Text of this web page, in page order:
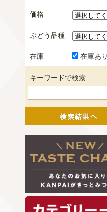
価格
ぶどう品種
在庫 在庫あり
キーワードで検索